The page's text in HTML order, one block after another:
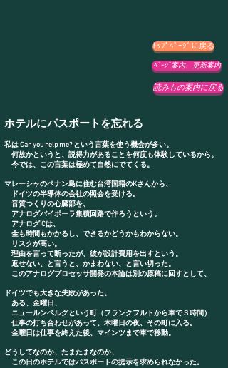
ﾄｯﾌﾟﾍﾟｰｼﾞに戻る
ﾍﾟｰｼﾞ案内、更新案内
読みもの案内に戻る
ホテルにパスポートを忘れる
私は Can you help me? という言葉を使う機会が多い。
何故かというと、説得力があることを何度も体験しているから。
今では、この言葉は極めて自然にでてくる。
マレーシャのペナン島に住む台湾国籍のKさんから、
ドイツの半導体の会社の照会を受ける。
音質つくりの心臓部を、
アナログバイポーラ集積回路で作ろうという。
アナログICは、
金も時間もかかるし、できるかどうかもわからない。
リスクが高い。
理由を言って断ったが、彼が設計費用を出すという。
返せない、と言うと、かまわない、と言い切った。
このアナログプロセッサ開発の本論は別の原稿に回すとして、
ドイツでも大きな失敗があった。
ある、金曜日、
ニュールンベルグという町（フランクフルトから車で３時間）
仕事の打ち合わせがあって、木曜日の夜、その町に入る。
金曜日は仕事を終えた後、マインツまで車で移動。
どうしてなのか、たまたまなのか、
この日のホテルではパスポートの提示を求められなかった。